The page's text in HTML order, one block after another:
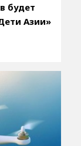
будет
Азии»